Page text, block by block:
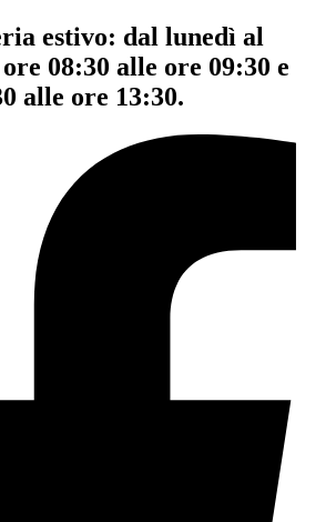
estivo: dal lunedì al
08:30 alle ore 09:30 e
alle ore 13:30.